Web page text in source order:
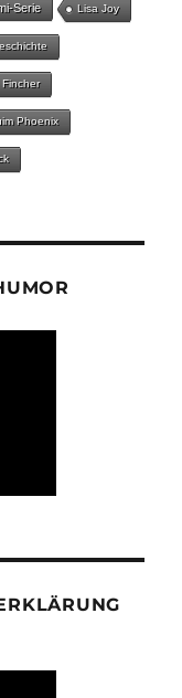
Serie Lisa Joy
Fincher
Phoenix